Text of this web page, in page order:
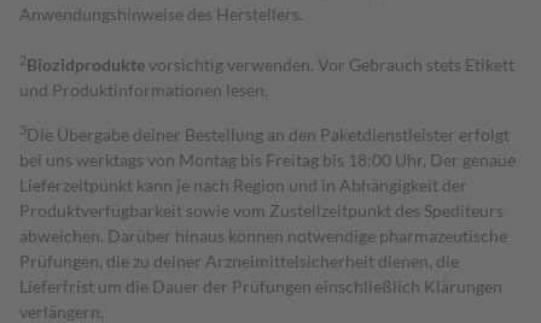
Anwendungshinweise des Herstellers.
2Biozidproduktevorsichtig verwenden. Vor Gebrauch stets Etikett
und Produktinformationen lesen.
3Die Übergabe deiner Bestellung an den Paketdienstleister erfolgt
bei uns werktags von Montag bis Freitag bis 18:00 Uhr. Der genaue
Lieferzeitpunkt kann je nach Region und in Abhängigkeit der
Produktverfügbarkeit sowie vom Zustellzeitpunkt des Spediteurs
abweichen. Darüber hinaus können notwendige pharmazeutische
Prüfungen, die zu deiner Arzneimittelsicherheit dienen, die
Lieferfrist um die Dauer der Prüfungen einschließlich Klärungen
verlängern.